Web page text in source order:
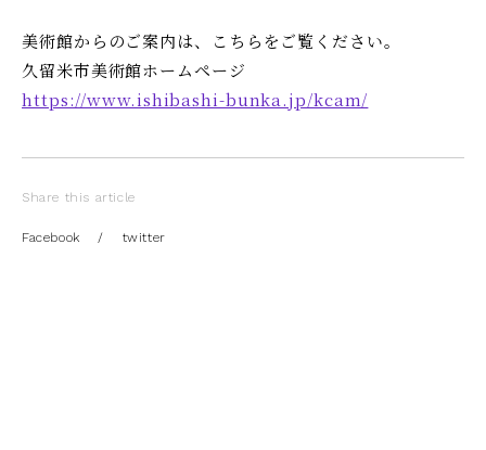
美術館からのご案内は、こちらをご覧ください。
久留米市美術館ホームページ
https://www.ishibashi-bunka.jp/kcam/
Share this article
Facebook / twitter